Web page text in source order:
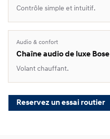
Contrôle simple et intuitif.
Audio & confort
Chaîne audio de luxe Bose
Volant chauffant.
Reservez un essai routier